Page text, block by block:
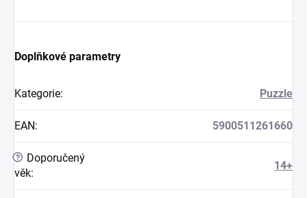
Doplňkové parametry
Kategorie: Puzzle
EAN: 5900511261660
?
Doporučený
věk:
14+